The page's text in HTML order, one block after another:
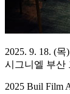
2025. 9. 18. (목
시그니엘 부산
2025 Buil Film